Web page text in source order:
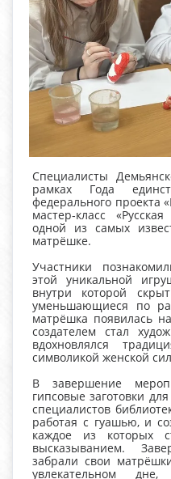
Специалисты
рамках Года
федерального проекта
мастер‑класс
одной из самых
матрёшке.
Участники
этой уникальной
внутри которой
уменьшающиеся по
матрёшка появилась
создателем стал
вдохновлялся
символикой женской
В завершение
гипсовые заготовки
специалистов
работая с гуашью, и
каждое из которых
высказыванием.
забрали свои
увлекательном